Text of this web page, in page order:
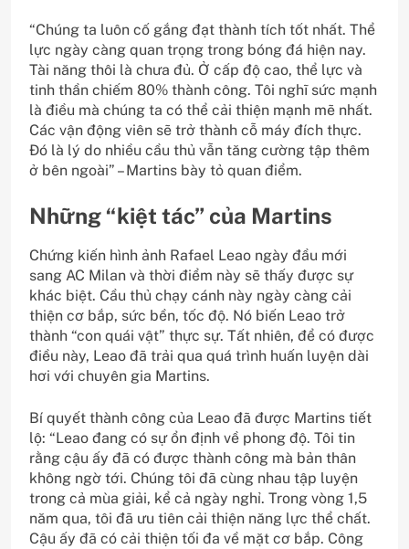
“Chúng ta luôn cố gắng đạt thành tích tốt nhất. Thể
lực ngày càng quan trọng trong bóng đá hiện nay.
Tài năng thôi là chưa đủ. Ở cấp độ cao, thể lực và
tinh thần chiếm 80% thành công. Tôi nghĩ sức mạnh
là điều mà chúng ta có thể cải thiện mạnh mẽ nhất.
Các vận động viên sẽ trở thành cỗ máy đích thực.
Đó là lý do nhiều cầu thủ vẫn tăng cường tập thêm
ở bên ngoài” – Martins bày tỏ quan điểm.
Những “kiệt tác” của Martins
Chứng kiến hình ảnh Rafael Leao ngày đầu mới
sang AC Milan và thời điểm này sẽ thấy được sự
khác biệt. Cầu thủ chạy cánh này ngày càng cải
thiện cơ bắp, sức bền, tốc độ. Nó biến Leao trở
thành “con quái vật” thực sự. Tất nhiên, để có được
điều này, Leao đã trải qua quá trình huấn luyện dài
hơi với chuyên gia Martins.
Bí quyết thành công của Leao đã được Martins tiết
lộ: “Leao đang có sự ổn định về phong độ. Tôi tin
rằng cậu ấy đã có được thành công mà bản thân
không ngờ tới. Chúng tôi đã cùng nhau tập luyện
trong cả mùa giải, kể cả ngày nghỉ. Trong vòng 1,5
năm qua, tôi đã ưu tiên cải thiện năng lực thể chất.
Cậu ấy đã có cải thiện tối đa về mặt cơ bắp. Công